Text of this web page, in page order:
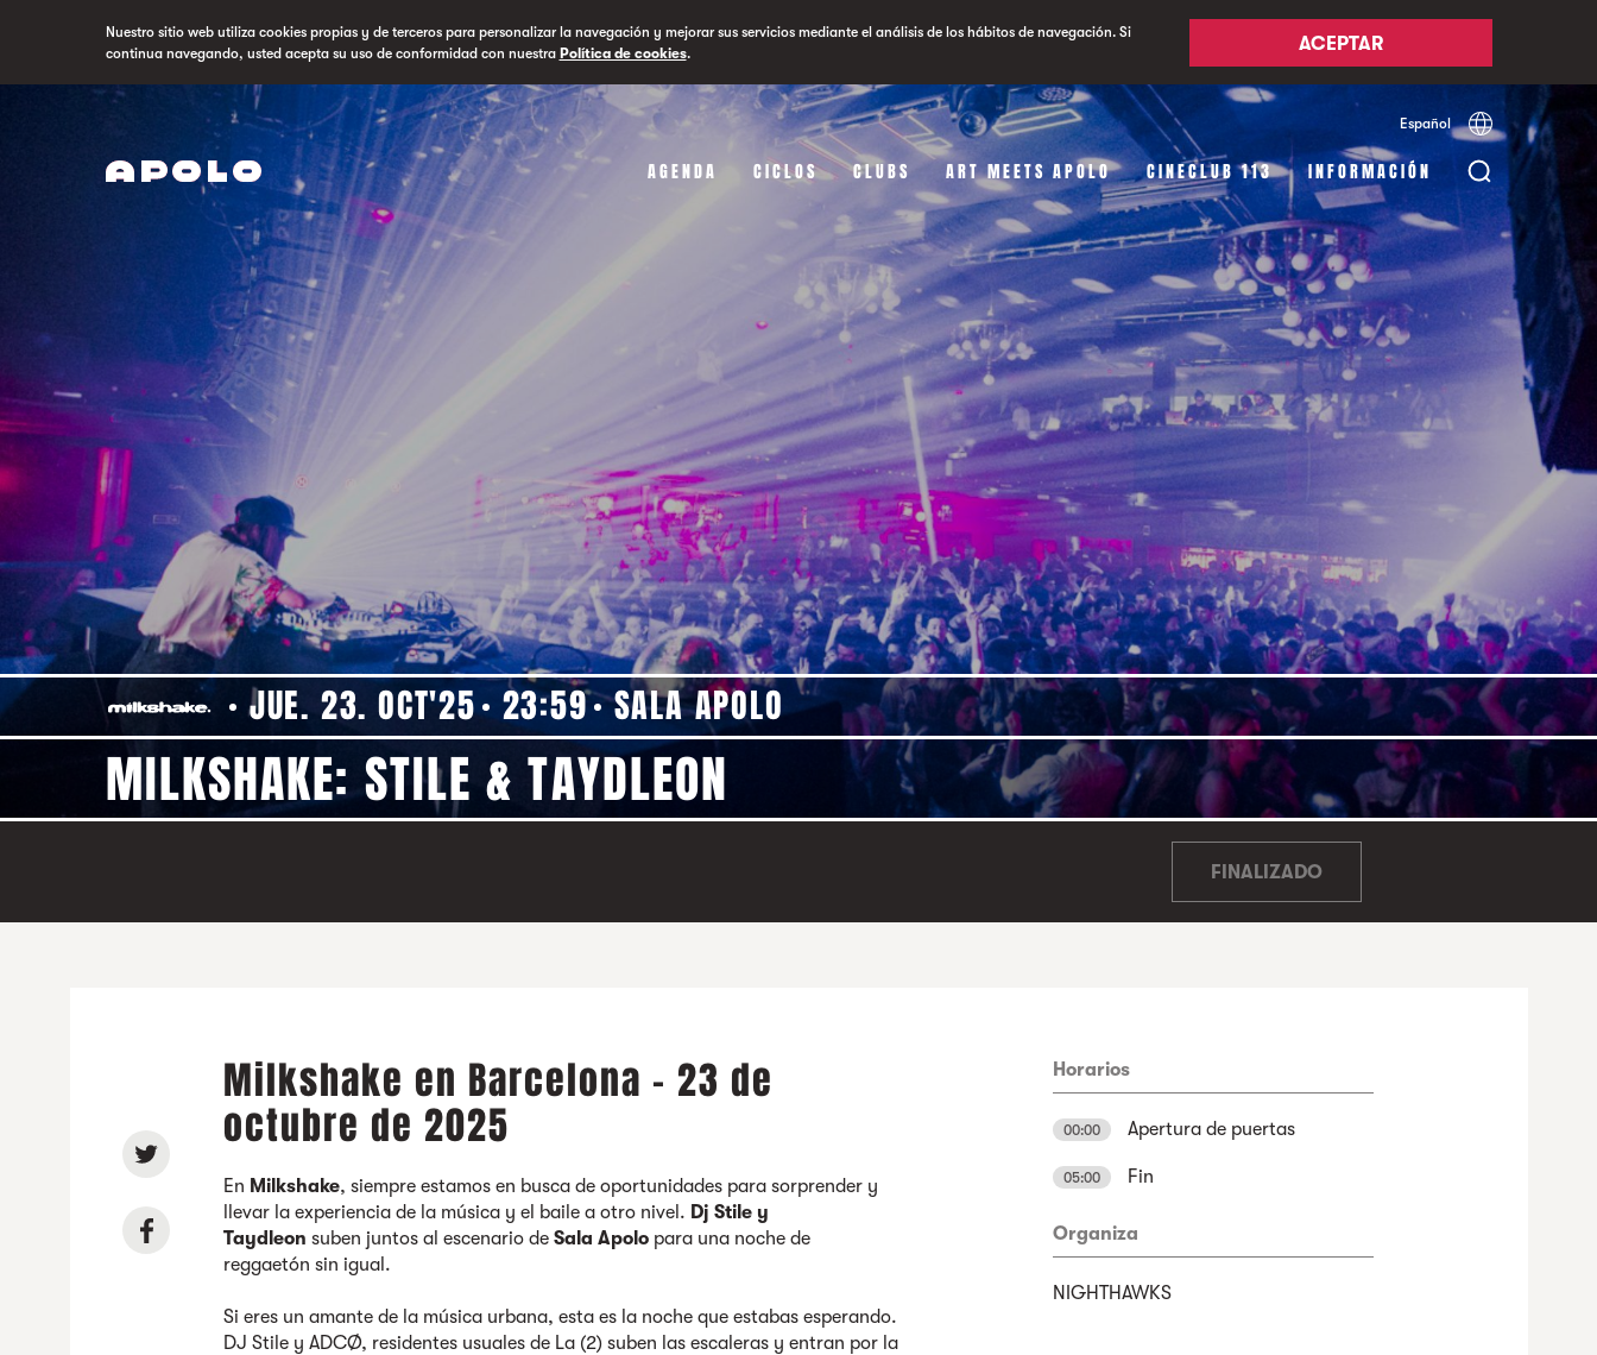
Nuestro sitio web utiliza cookies propias y de terceros para personalizar la navegación y mejorar sus servicios mediante el análisis de los hábitos de navegación. Si
continua navegando, usted acepta su uso de conformidad con nuestra Política de cookies. ACEPTAR
Español Català English
AGENDA CICLOS CLUBS ART MEETS APOLO CINECLUB 113 INFORMACIÓN
JUE. 23. OCT'25 23:59 SALA APOLO
MILKSHAKE: STILE & TAYDLEON
FINALIZADO
Milkshake en Barcelona - 23 de
octubre de 2025
En Milkshake, siempre estamos en busca de oportunidades para sorprender y
llevar la experiencia de la música y el baile a otro nivel. Dj Stile y
Taydleon suben juntos al escenario deSala Apolo para una noche de
reggaetón sin igual.
Si eres un amante de la música urbana, esta es la noche que estabas esperando.
DJ Stile y ADCØ, residentes usuales de La (2) suben las escaleras y entran por la
Horarios
00:00 Apertura de puertas
05:00 Fin
Organiza
NIGHTHAWKS